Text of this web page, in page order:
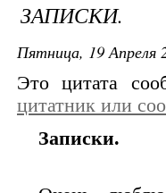
ЗАПИСКИ.
Пятница, 19 Апреля
Это цитата
цитатник или
Записки.